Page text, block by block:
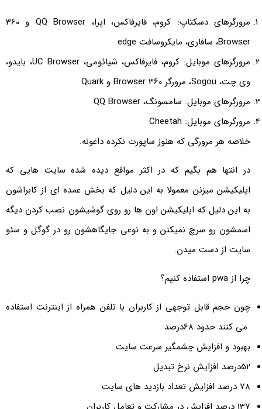
مرورگر‌های دسکتاپ: کروم، فایرفاکس، اپرا، QQ Browser و 360
Browser، سافاری، مایکروسافت edge
مرورگر‌های موبایل: کروم، فایرفاکس، شیائومی، UC Browser، بایدو،
وی چت، Sogou، مرورگر 360 Browser و Quark
مرورگر‌های موبایل: سامسونگ، QQ Browser
مرورگر‌های موبایل: Cheetah
خلاصه هر مرورگی که هنوز ساپورت نکرده داغونه.
در انتها هم بگیم که در اکثر مواقع دیده شده سایت هایی که
اپلیکیشن میزنن معمولا به این دلیل که بخش عمده ای از کابراشون
به این دلیل که اپلیکیشن اون ها رو روی گوشیشون نصب کردن دیگه
اسمشون رو سرچ نمیکنن و به نوعی جایگاهشون رو در گوگل و سئو
سایت از دست میدن.
چرا از pwa استفاده کنیم؟
چون حجم قابل توجهی از کاربران با تلفن همراه از اینترنت استفاده
درصد
بهبود و افزایش چشمگیر سرعت سایت
52درصد افزایش نرخ تبدیل
78 درصد افزایش تعداد بازدید های سایت